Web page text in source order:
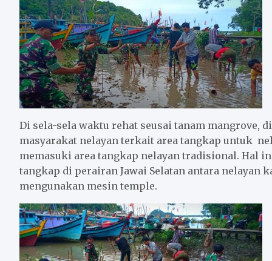
Di sela-sela waktu rehat seusai tanam mangrove,
masyarakat nelayan terkait area tangkap untuk
memasuki area tangkap nelayan tradisional. Hal
tangkap di perairan Jawai Selatan antara nelayan
mengunakan mesin temple.